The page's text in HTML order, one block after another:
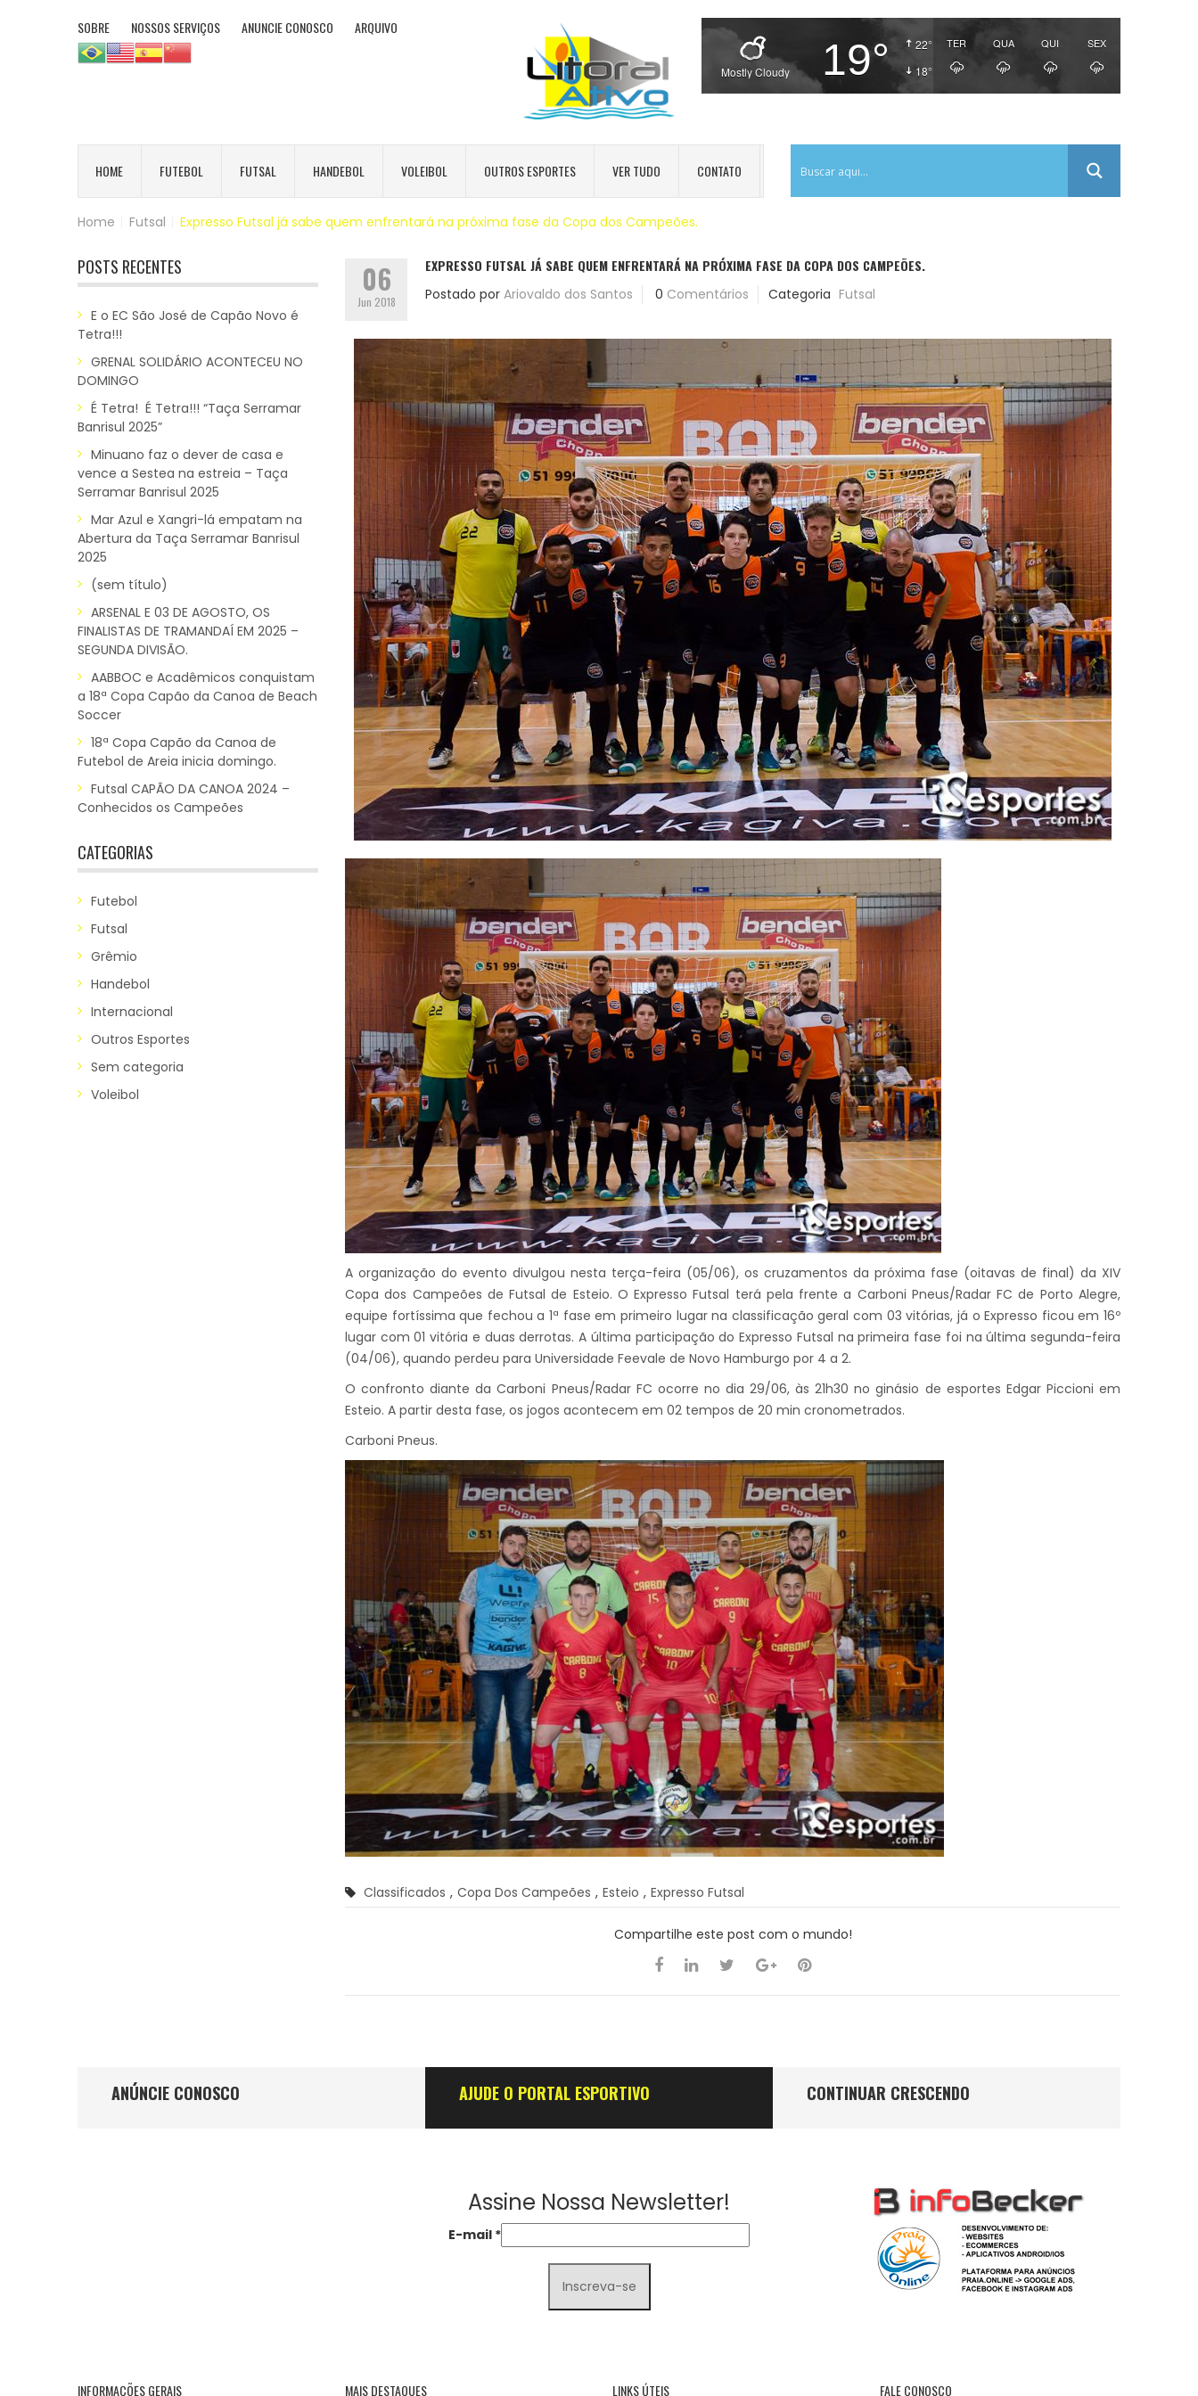
SOBRE NOSSOS SERVIÇOS ANUNCIE CONOSCO ARQUIVO
22°
18°
Mostly Cloudy 19° TER QUA QUI SEX
HOME FUTEBOL FUTSAL HANDEBOL VOLEIBOL OUTROS ESPORTES VER TUDO CONTATO
Home Futsal Expresso Futsal já sabe quem enfrentará na próxima fase da Copa dos Campeões.
POSTS RECENTES
E o EC São José de Capão Novo é
Tetra!!!
GRENAL SOLIDÁRIO ACONTECEU NO
DOMINGO
É Tetra! É Tetra!!! “Taça Serramar
Banrisul 2025”
Minuano faz o dever de casa e
vence a Sestea na estreia – Taça
Serramar Banrisul 2025
Mar Azul e Xangri-lá empatam na
Abertura da Taça Serramar Banrisul
2025
(sem título)
ARSENAL E 03 DE AGOSTO, OS
FINALISTAS DE TRAMANDAÍ EM 2025 –
SEGUNDA DIVISÃO.
AABBOC e Acadêmicos conquistam
a 18ª Copa Capão da Canoa de Beach
Soccer
18ª Copa Capão da Canoa de
Futebol de Areia inicia domingo.
Futsal CAPÃO DA CANOA 2024 –
Conhecidos os Campeões
CATEGORIAS
Futebol
Futsal
Grêmio
Handebol
Internacional
Outros Esportes
Sem categoria
Voleibol
06
Jun 2018
EXPRESSO FUTSAL JÁ SABE QUEM ENFRENTARÁ NA PRÓXIMA FASE DA COPA DOS CAMPEÕES.
Postado por Ariovaldo dos Santos 0 Comentários Categoria Futsal
A organização do evento divulgou nesta terça-feira (05/06), os cruzamentos da próxima fase (oitavas de final) da XIV
Copa dos Campeões de Futsal de Esteio. O Expresso Futsal terá pela frente a Carboni Pneus/Radar FC de Porto Alegre,
equipe fortíssima que fechou a 1ª fase em primeiro lugar na classificação geral com 03 vitórias, já o Expresso ficou em 16º
lugar com 01 vitória e duas derrotas. A última participação do Expresso Futsal na primeira fase foi na última segunda-feira
(04/06), quando perdeu para Universidade Feevale de Novo Hamburgo por 4 a 2.
O confronto diante da Carboni Pneus/Radar FC ocorre no dia 29/06, às 21h30 no ginásio de esportes Edgar Piccioni em
Esteio. A partir desta fase, os jogos acontecem em 02 tempos de 20 min cronometrados.
Carboni Pneus.
Classificados , Copa Dos Campeões , Esteio , Expresso Futsal
Compartilhe este post com o mundo!
ANÚNCIE CONOSCO AJUDE O PORTAL ESPORTIVO CONTINUAR CRESCENDO
Assine Nossa Newsletter!
E-mail *
INFORMAÇÕES GERAIS MAIS DESTAQUES LINKS ÚTEIS FALE CONOSCO